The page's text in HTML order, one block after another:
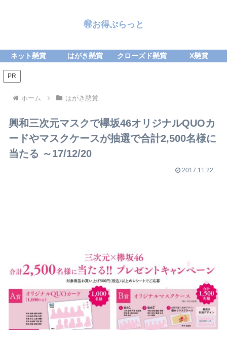
🉐お得ぷらっと
ネット懸賞 はがき懸賞 クローズド懸賞 X懸賞
PR
ホーム はがき懸賞
興和三次元マスクで欅坂46オリジナルQUOカ
ードやマスクケースが抽選で合計2,500名様に
当たる ～17/12/20
2017.11.22